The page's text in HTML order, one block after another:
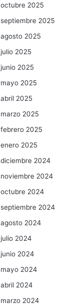
octubre 2025
septiembre 2025
agosto 2025
julio 2025
junio 2025
mayo 2025
abril 2025
marzo 2025
febrero 2025
enero 2025
diciembre 2024
noviembre 2024
octubre 2024
septiembre 2024
agosto 2024
julio 2024
junio 2024
mayo 2024
abril 2024
marzo 2024